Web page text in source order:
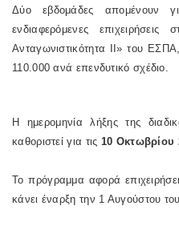
Δύο εβδομάδες απομένουν
ενδιαφερόμενες
Ανταγωνιστικότητα ΙΙ» του
110.000 ανά επενδυτικό σχέδιο.
Η ημερομηνία λήξης της
καθοριστεί για τις 10 Οκτωβρίου
Το πρόγραμμα αφορά
κάνει έναρξη την 1 Αυγούστου